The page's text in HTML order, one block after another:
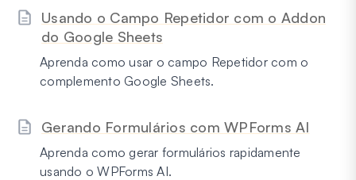
Usando o Campo Repetidor com o Addon
do Google Sheets
Aprenda como usar o campo Repetidor com o
complemento Google Sheets.
Gerando Formulários com WPForms AI
Aprenda como gerar formulários rapidamente
usando o WPForms AI.